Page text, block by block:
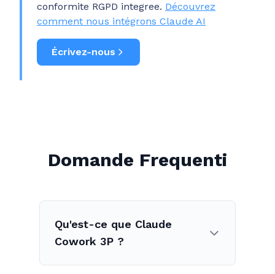
conformite RGPD integree. Découvrez
comment nous intégrons Claude AI
Écrivez-nous
Domande Frequenti
Qu'est-ce que Claude
Cowork 3P ?